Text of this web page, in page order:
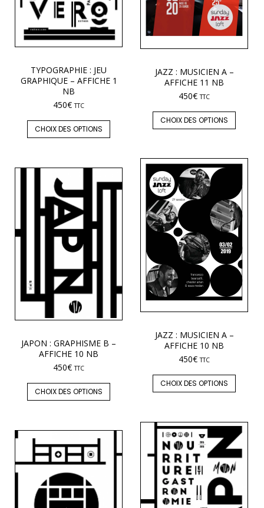
TYPOGRAPHIE : JEU
GRAPHIQUE – AFFICHE 1
NB
450€ TTC
CHOIX DES OPTIONS
JAZZ : MUSICIEN A –
AFFICHE 11 NB
450€ TTC
CHOIX DES OPTIONS
JAZZ : MUSICIEN A –
AFFICHE 10 NB
450€ TTC
CHOIX DES OPTIONS
JAPON : GRAPHISME B –
AFFICHE 10 NB
450€ TTC
CHOIX DES OPTIONS